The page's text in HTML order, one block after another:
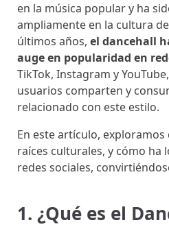
en la música popular y ha
ampliamente en la cultura
últimos años, el dancehall
auge en popularidad en
TikTok, Instagram y
usuarios comparten y
relacionado con este estilo.
En este artículo, exploramos
raíces culturales, y cómo ha
redes sociales,
1. ¿Qué es el